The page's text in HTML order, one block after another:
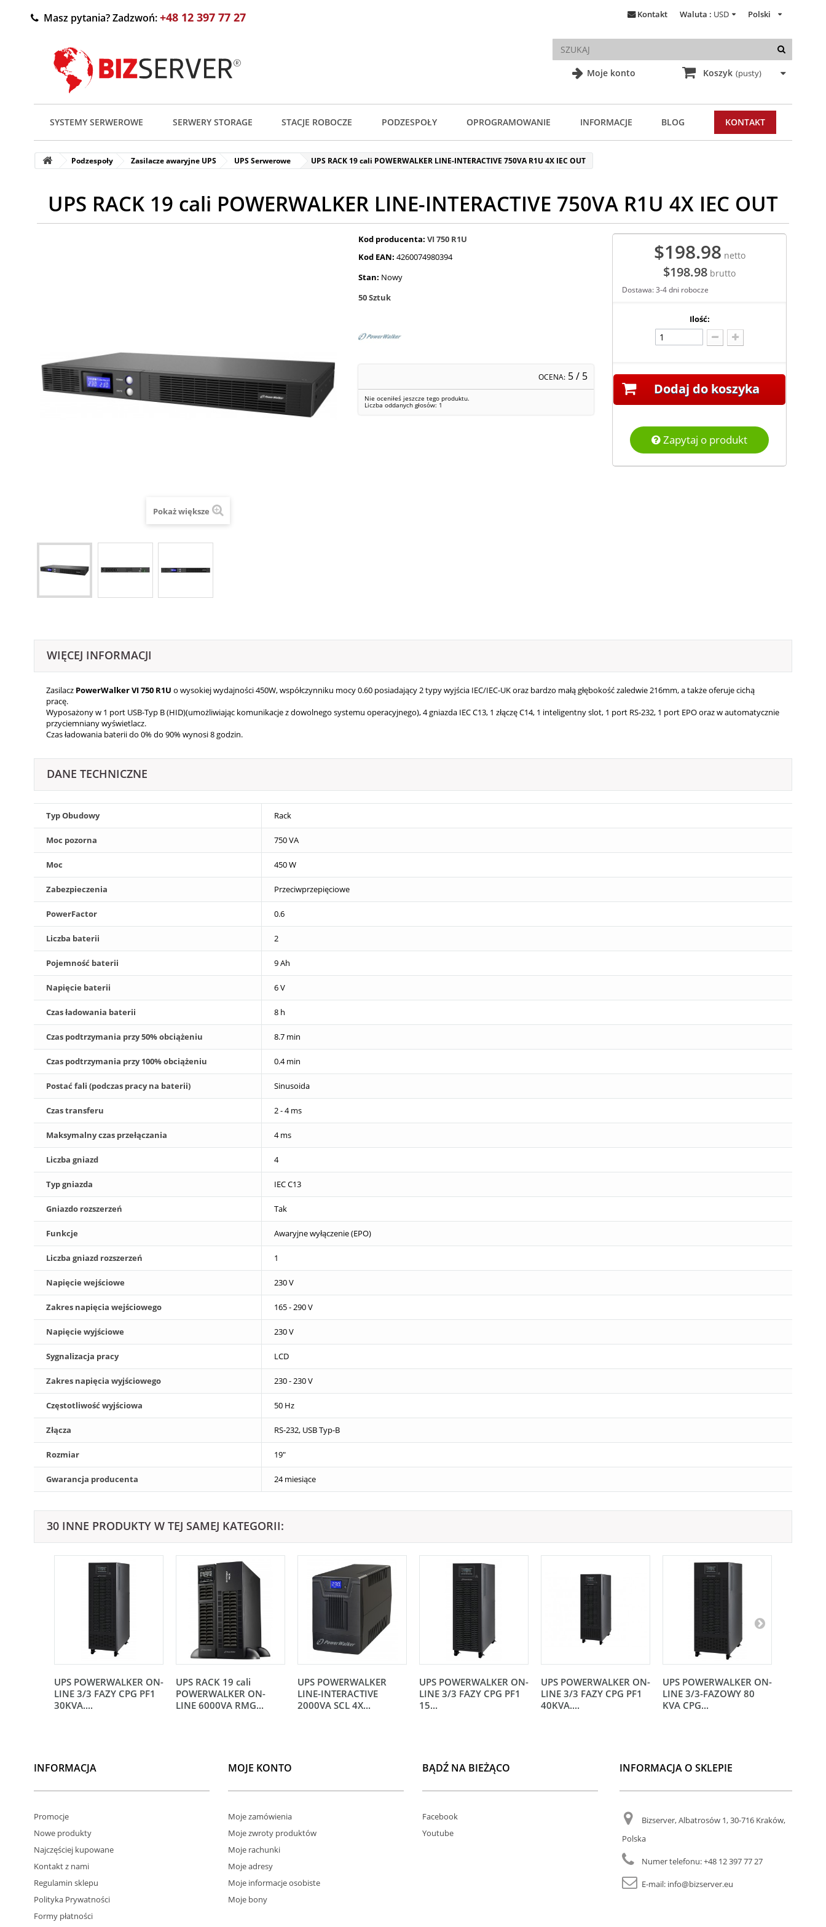
Moje konto
Polski
Waluta : USD
Kontakt
Masz pytania? Zadzwoń:+48 12 397 77 27
Koszyk (pusty)
SYSTEMY SERWEROWE SERWERY STORAGE STACJE ROBOCZE PODZESPOŁY OPROGRAMOWANIE INFORMACJE BLOG KONTAKT
Podzespoły Zasilacze awaryjne UPS UPS Serwerowe UPS RACK 19 cali POWERWALKER LINE-INTERACTIVE 750VA R1U 4X IEC OUT
UPS RACK 19 cali POWERWALKER LINE-INTERACTIVE 750VA R1U 4X IEC OUT
Pokaż większe
Kod producenta: VI 750 R1U
Kod EAN: 4260074980394
Stan: Nowy
50Sztuk
OCENA: 5/ 5
Nie oceniłeś jeszcze tego produktu.
Liczba oddanych głosów: 1
$198.98 netto
$198.98 brutto
Dostawa: 3-4 dni robocze
Ilość:
Dodaj do koszyka
Zapytaj o produkt
WIĘCEJ INFORMACJI
Zasilacz PowerWalker VI 750 R1U o wysokiej wydajności 450W, współczynniku mocy 0.60 posiadający 2 typy wyjścia IEC/IEC-UK oraz bardzo małą głębokość zaledwie 216mm, a także oferuje cichą
pracę.
Wyposażony w 1 port USB-Typ B (HID)(umożliwiając komunikacje z dowolnego systemu operacyjnego), 4 gniazda IEC C13, 1 złączę C14, 1 inteligentny slot, 1 port RS-232, 1 port EPO oraz w automatycznie
przyciemniany wyświetlacz.
Czas ładowania baterii do 0% do 90% wynosi 8 godzin.
DANE TECHNICZNE
Typ Obudowy Rack
Moc pozorna 750 VA
Moc 450 W
Zabezpieczenia Przeciwprzepięciowe
PowerFactor 0.6
Liczba baterii 2
Pojemność baterii 9 Ah
Napięcie baterii 6 V
Czas ładowania baterii 8 h
Czas podtrzymania przy 50% obciążeniu 8.7 min
Czas podtrzymania przy 100% obciążeniu 0.4 min
Postać fali (podczas pracy na baterii) Sinusoida
Czas transferu 2 - 4 ms
Maksymalny czas przełączania 4 ms
Liczba gniazd 4
Typ gniazda IEC C13
Gniazdo rozszerzeń Tak
Funkcje Awaryjne wyłączenie (EPO)
Liczba gniazd rozszerzeń 1
Napięcie wejściowe 230 V
Zakres napięcia wejściowego 165 - 290 V
Napięcie wyjściowe 230 V
Sygnalizacja pracy LCD
Zakres napięcia wyjściowego 230 - 230 V
Częstotliwość wyjściowa 50 Hz
Złącza RS-232, USB Typ-B
Rozmiar 19"
Gwarancja producenta 24 miesiące
30 INNE PRODUKTY W TEJ SAMEJ KATEGORII:
UPS POWERWALKER ON-
LINE 3/3 FAZY CPG PF1
30KVA....
UPS RACK 19 cali
POWERWALKER ON-
LINE 6000VA RMG...
UPS POWERWALKER
LINE-INTERACTIVE
2000VA SCL 4X...
UPS POWERWALKER ON-
LINE 3/3 FAZY CPG PF1
15...
UPS POWERWALKER ON-
LINE 3/3 FAZY CPG PF1
40KVA....
UPS POWERWALKER ON-
LINE 3/3-FAZOWY 80
KVA CPG...
INFORMACJA
Promocje
Nowe produkty
Najczęściej kupowane
Kontakt z nami
Regulamin sklepu
Polityka Prywatności
Formy płatności
MOJE KONTO
Moje zamówienia
Moje zwroty produktów
Moje rachunki
Moje adresy
Moje informacje osobiste
Moje bony
BĄDŹ NA BIEŻĄCO
Facebook
Youtube
INFORMACJA O SKLEPIE
Bizserver, Albatrosów 1, 30-716 Kraków,
Polska
Numer telefonu:+48 12 397 77 27
E-mail: info@bizserver.eu